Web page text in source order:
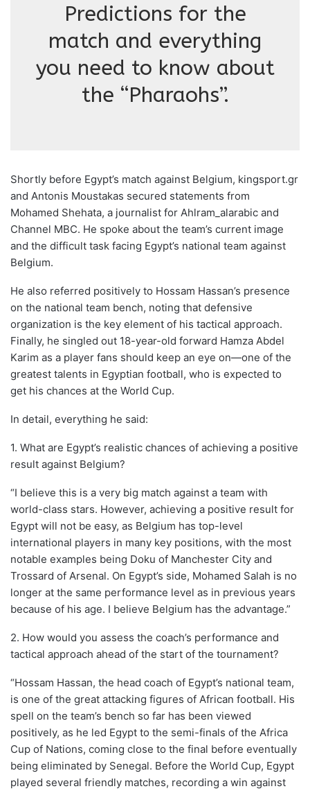
Predictions for the
match and everything
you need to know about
the “Pharaohs”.
Shortly before Egypt’s match against Belgium, kingsport.gr
and Antonis Moustakas secured statements from
Mohamed Shehata, a journalist for Ahlram_alarabic and
Channel MBC. He spoke about the team’s current image
and the difficult task facing Egypt’s national team against
Belgium.
He also referred positively to Hossam Hassan’s presence
on the national team bench, noting that defensive
organization is the key element of his tactical approach.
Finally, he singled out 18-year-old forward Hamza Abdel
Karim as a player fans should keep an eye on—one of the
greatest talents in Egyptian football, who is expected to
get his chances at the World Cup.
In detail, everything he said:
1. What are Egypt’s realistic chances of achieving a positive
result against Belgium?
“I believe this is a very big match against a team with
world-class stars. However, achieving a positive result for
Egypt will not be easy, as Belgium has top-level
international players in many key positions, with the most
notable examples being Doku of Manchester City and
Trossard of Arsenal. On Egypt’s side, Mohamed Salah is no
longer at the same performance level as in previous years
because of his age. I believe Belgium has the advantage.”
2. How would you assess the coach’s performance and
tactical approach ahead of the start of the tournament?
“Hossam Hassan, the head coach of Egypt’s national team,
is one of the great attacking figures of African football. His
spell on the team’s bench so far has been viewed
positively, as he led Egypt to the semi-finals of the Africa
Cup of Nations, coming close to the final before eventually
being eliminated by Senegal. Before the World Cup, Egypt
played several friendly matches, recording a win against